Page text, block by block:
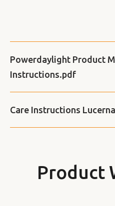
Powerdaylight Product
Instructions.pdf
Care Instructions
Product